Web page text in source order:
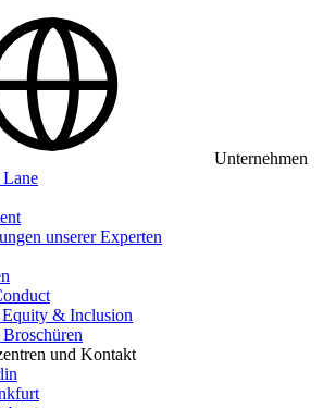
Unternehmen
Lane
unserer Experten
& Inclusion
und Kontakt